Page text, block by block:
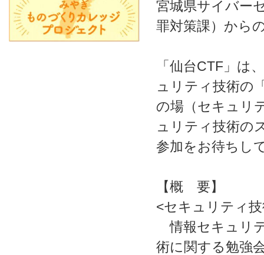
宮城県サイバー
罪対策課）から
「仙台CTF」は
ュリティ技術の
の場（セキュリ
ュリティ技術の
参加をお待ちし
【概 要】
<セキュリティ
情報セキュリ
術に関する勉強